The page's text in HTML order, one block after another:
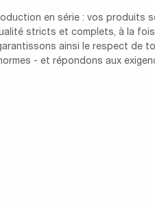
en série : vos produits
stricts et complets, à la
ainsi le respect de
- et répondons aux